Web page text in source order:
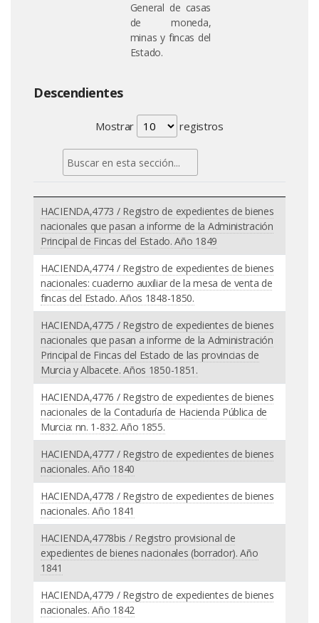
General de casas
de moneda,
minas y fincas del
Estado.
Descendientes
Mostrar registros
HACIENDA,4773 / Registro de expedientes de bienes
nacionales que pasan a informe de la Administración
Principal de Fincas del Estado. Año 1849
HACIENDA,4774 / Registro de expedientes de bienes
nacionales: cuaderno auxiliar de la mesa de venta de
fincas del Estado. Años 1848-1850.
HACIENDA,4775 / Registro de expedientes de bienes
nacionales que pasan a informe de la Administración
Principal de Fincas del Estado de las provincias de
Murcia y Albacete. Años 1850-1851.
HACIENDA,4776 / Registro de expedientes de bienes
nacionales de la Contaduría de Hacienda Pública de
Murcia: nn. 1-832. Año 1855.
HACIENDA,4777 / Registro de expedientes de bienes
nacionales. Año 1840
HACIENDA,4778 / Registro de expedientes de bienes
nacionales. Año 1841
HACIENDA,4778bis / Registro provisional de
expedientes de bienes nacionales (borrador). Año
1841
HACIENDA,4779 / Registro de expedientes de bienes
nacionales. Año 1842